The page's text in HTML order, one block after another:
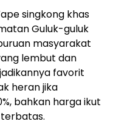
singkong khas
Guluk-guluk
masyarakat
lembut dan
favorit
heran jika
bahkan harga ikut